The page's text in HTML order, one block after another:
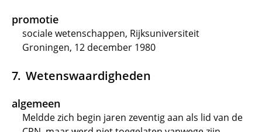
promotie
sociale wetenschappen, Rijksuniversiteit
Groningen, 12 december 1980
Wetenswaardigheden
algemeen
Meldde zich begin jaren zeventig aan als lid van de